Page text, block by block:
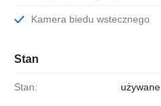
Kamera biedu wstecznego
Stan
Stan: używane